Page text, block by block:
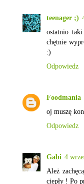
teenager ;)
ostatnio
chętnie
:)
Odpowiedz
Foodmania
oj muszę
Odpowiedz
Gabi 4
Ależ
ciepły ! Po